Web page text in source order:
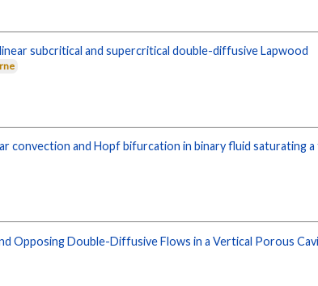
subcritical and supercritical double-diffusive Lapwood
convection and Hopf bifurcation in binary fluid saturating a
Opposing Double-Diffusive Flows in a Vertical Porous